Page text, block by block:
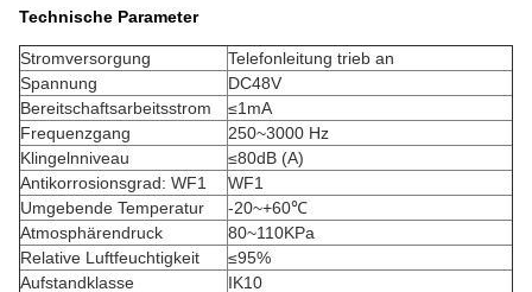
Technische Parameter
Stromversorgung
Telefonleitung trieb an
Spannung
DC48V
Bereitschaftsarbeitsstrom
≤1mA
Frequenzgang
250~3000 Hz
Klingelnniveau
≤80dB (A)
Antikorrosionsgrad: WF1
WF1
Umgebende Temperatur
-20~+60℃
Atmosphärendruck
80~110KPa
Relative Luftfeuchtigkeit
≤95%
Aufstandklasse
IK10